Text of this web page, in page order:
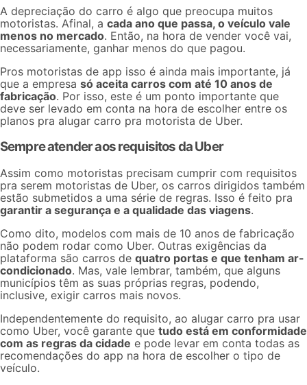
A depreciação do carro é algo que preocupa muitos
motoristas. Afinal, a cada ano que passa, o veículo vale
menos no mercado. Então, na hora de vender você vai,
necessariamente, ganhar menos do que pagou.
Pros motoristas de app isso é ainda mais importante, já
que a empresa só aceita carros com até 10 anos de
fabricação. Por isso, este é um ponto importante que
deve ser levado em conta na hora de escolher entre os
planos pra alugar carro pra motorista de Uber.
Sempre atender aos requisitos da Uber
Assim como motoristas precisam cumprir com requisitos
pra serem motoristas de Uber, os carros dirigidos também
estão submetidos a uma série de regras. Isso é feito pra
garantir a segurança e a qualidade das viagens.
Como dito, modelos com mais de 10 anos de fabricação
não podem rodar como Uber. Outras exigências da
plataforma são carros de quatro portas e que tenham ar-
condicionado. Mas, vale lembrar, também, que alguns
municípios têm as suas próprias regras, podendo,
inclusive, exigir carros mais novos.
Independentemente do requisito, ao alugar carro pra usar
como Uber, você garante que tudo está em conformidade
com as regras da cidade e pode levar em conta todas as
recomendações do app na hora de escolher o tipo de
veículo.